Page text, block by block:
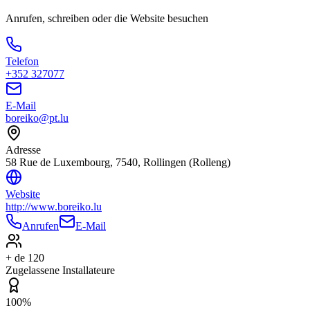
Anrufen, schreiben oder die Website besuchen
Telefon
+352 327077
E-Mail
boreiko@pt.lu
Adresse
58 Rue de Luxembourg, 7540, Rollingen (Rolleng)
Website
http://www.boreiko.lu
Anrufen
E-Mail
+ de 120
Zugelassene Installateure
100%